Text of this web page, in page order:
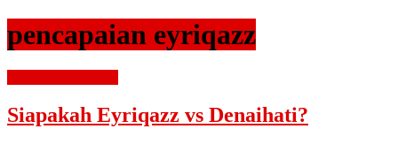
pencapaian eyriqazz
Siapakah Eyriqazz vs Denaihati?